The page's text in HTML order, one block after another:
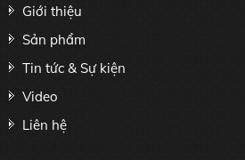
Giới thiệu
Sản phẩm
Tin tức & Sự kiện
Video
Liên hệ